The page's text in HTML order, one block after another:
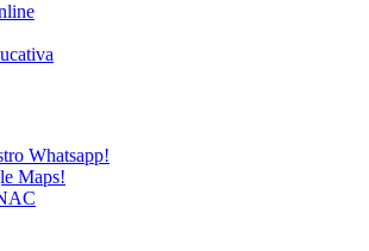
Whatsapp!
Maps!